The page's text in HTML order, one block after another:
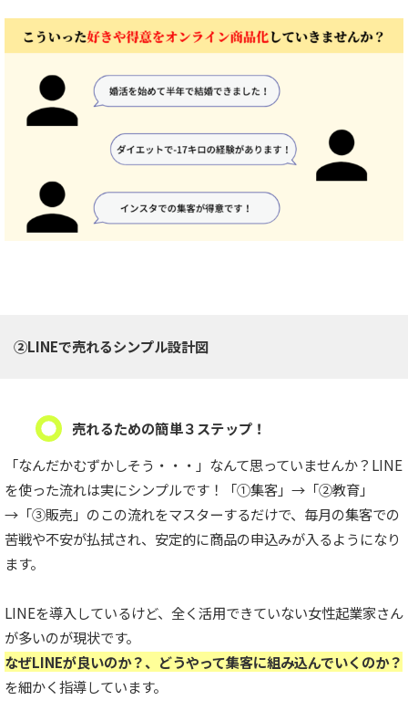
②LINEで売れるシンプル設計図
売れるための簡単３ステップ！
「なんだかむずかしそう・・・」なんて思っていませんか？LINE
を使った流れは実にシンプルです！「①集客」→「②教育」
→「③販売」のこの流れをマスターするだけで、毎月の集客での
苦戦や不安が払拭され、安定的に商品の申込みが入るようになり
ます。
LINEを導入しているけど、全く活用できていない女性起業家さん
が多いのが現状です。
なぜLINEが良いのか？、どうやって集客に組み込んでいくのか？
を細かく指導しています。